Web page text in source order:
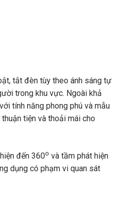
tắt đèn tùy theo ánh sáng tự
trong khu vực. Ngoài khả
tính năng phong phú và mẫu
tiện và thoải mái cho
đến 360o và tầm phát hiện
dụng có phạm vi quan sát